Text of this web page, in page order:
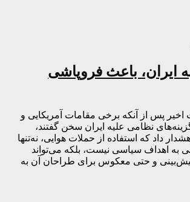
ایران، باعث فروپاشی
پس از آنکه برخی مقامات آمریکایی و
نظامی علیه ایران سخن گفتند،
داد که استفاده از حملات هوایی، نه‌تنها
به اهداف سیاسی نیست، بلکه می‌تواند
پیش‌بینی و حتی معکوس برای طراحان آن به